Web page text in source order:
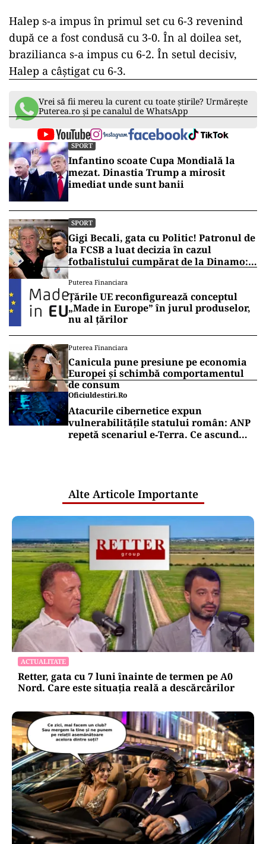
Halep s-a impus în primul set cu 6-3 revenind
după ce a fost condusă cu 3-0. În al doilea set,
brazilianca s-a impus cu 6-2. În setul decisiv,
Halep a câștigat cu 6-3.
ad
Vrei să fii mereu la curent cu toate știrile? Urmărește
Puterea.ro și pe canalul de WhatsApp
SPORT
Infantino scoate Cupa Mondială la
mezat. Dinastia Trump a mirosit
imediat unde sunt banii
SPORT
Gigi Becali, gata cu Politic! Patronul de
la FCSB a luat decizia în cazul
fotbalistului cumpărat de la Dinamo:
nu al țărilor
Puterea Financiara
Canicula pune presiune pe economia
Europei și schimbă comportamentul
de consum
Oficiuldestiri.ro
Atacurile cibernetice expun
vulnerabilitățile statului român: ANP
repetă scenariul e‑Terra. Ce ascund
comunicările oficiale și cine răspunde
pentru mentenanța IT a instituțiilor
publice
Alte Articole Importante
ACTUALITATE